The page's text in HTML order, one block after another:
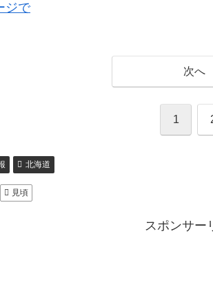
ジで
次へ
1
北海道
見頃
スポンサー